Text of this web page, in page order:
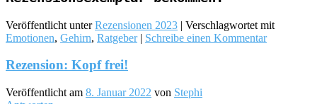
Veröffentlicht unter Rezensionen 2023 | Verschlagwortet mit
Emotionen, Gehirn, Ratgeber | Schreibe einen Kommentar
Rezension: Kopf frei!
Veröffentlicht am 8. Januar 2022 von Stephi